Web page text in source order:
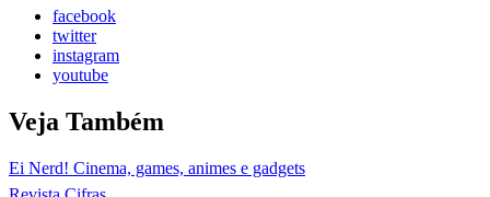
facebook
twitter
instagram
youtube
Veja Também
Ei Nerd! Cinema, games, animes e gadgets